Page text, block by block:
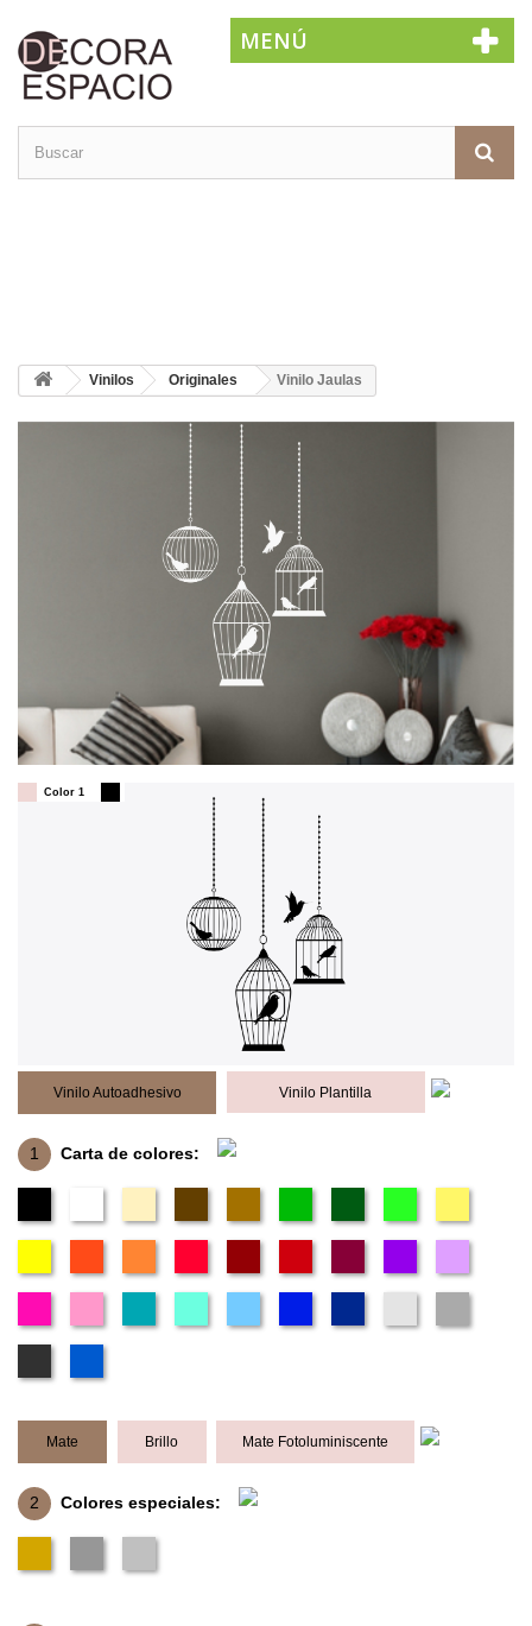
MENÚ
Vinilos Originales Vinilo Jaulas
Color 1
Vinilo Autoadhesivo Vinilo Plantilla
1 Carta de colores:
Mate Brillo Mate Fotoluminiscente
2 Colores especiales: